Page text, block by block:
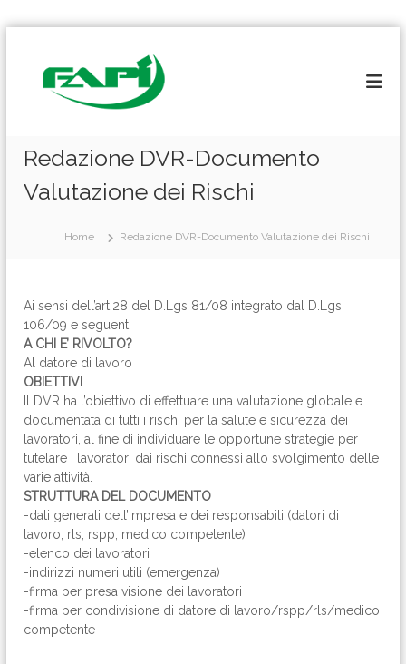
Redazione DVR-Documento
Valutazione dei Rischi
Home Redazione DVR-Documento Valutazione dei Rischi
Ai sensi dell’art.28 del D.Lgs 81/08 integrato dal D.Lgs
106/09 e seguenti
A CHI E’ RIVOLTO?
Al datore di lavoro
OBIETTIVI
Il DVR ha l’obiettivo di effettuare una valutazione globale e
documentata di tutti i rischi per la salute e sicurezza dei
lavoratori, al fine di individuare le opportune strategie per
tutelare i lavoratori dai rischi connessi allo svolgimento delle
varie attività.
STRUTTURA DEL DOCUMENTO
-dati generali dell’impresa e dei responsabili (datori di
lavoro, rls, rspp, medico competente)
-elenco dei lavoratori
-indirizzi numeri utili (emergenza)
-firma per presa visione dei lavoratori
-firma per condivisione di datore di lavoro/rspp/rls/medico
competente